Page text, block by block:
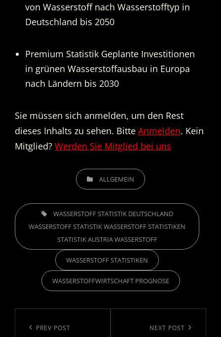
von Wasserstoff nach Wasserstofftyp in
Deutschland bis 2050
Premium Statistik Geplante Investitionen
in grünen Wasserstoffausbau in Europa
nach Ländern bis 2030
Sie müssen sich anmelden, um den Rest
dieses Inhalts zu sehen. Bitte Anmelden. Kein
Mitglied? Werden Sie Mitglied bei uns
CATEGORIESALLGEMEIN
TAGS,
WASSERSTOFF STATISTIK DEUTSCHLAND
WASSERSTOFF STATISTIK WASSERSTOFF STATISTIKEN
STATISTIK AUSTRIA WASSERSTOFF
WASSERSTOFF STATISTIKEN
WASSERSTOFFWIRTSCHAFT PROGNOSE
Previous
PREV POST NEXT POST